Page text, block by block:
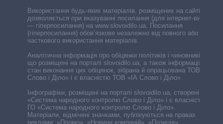
Використання будь-яких матеріалів, розміщених на сайті,
дозволяється при вказуванні посилання (для інтернет-видань
— гіперпосилання) на www.slovoidilo.ua. Посилання
(гіперпосилання) обов’язкове незалежно від повного або
часткового використання матеріалів.
Аналітична інформація про обіцянки політиків і чиновників,
що розміщені на порталі slovoidilo.ua, а також інформація про
стан виконання цих обіцянок, зібрана й опрацьована ТОВ «ІА
Слово і Діло» і є власністю ТОВ «ІА Слово і Діло».
Інфографіки, розміщені на порталі slovoidilo.ua, створені ГО
«Система народного контролю Слово і Діло» і є власністю
ГО «Система народного контролю Слово і Діло».
Матеріали, відмічені значками, публікуються на правах
реклами: «Промо», «Новини компаній», «Позиція»,